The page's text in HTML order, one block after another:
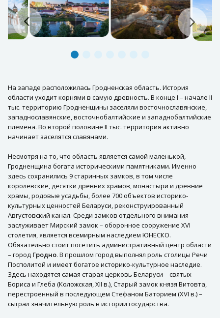
На западе расположилась Гродненская область. История
области уходит корнями в самую древность. В конце I – начале II
тыс. территорию Гродненщины заселяли восточнославянские,
западнославянские, восточнобалтийские и западнобалтийские
племена. Во второй половине II тыс. территория активно
начинает заселятся славянами.
Несмотря на то, что область является самой маленькой,
Гродненщина богата историческими памятниками. Именно
здесь сохранились 9 старинных замков, в том числе
королевские, десятки древних храмов, монастыри и древние
храмы, родовые усадьбы, более 700 объектов историко-
культурных ценностей Беларуси, реконструированный
Августовский канал. Среди замков отдельного внимания
заслуживает Мирский замок – оборонное сооружение XVI
столетия, является всемирным наследием ЮНЕСКО.
Обязательно стоит посетить административный центр области
– город Гродно. В прошлом город выполнял роль столицы Речи
Посполитой и имеет богатое историко-культурное наследие.
Здесь находятся самая старая церковь Беларуси – святых
Бориса и Глеба (Коложская, XII в.), Старый замок князя Витовта,
перестроенный в последующем Стефаном Баторием (XVI в.) –
сыграл значительную роль в истории государства.